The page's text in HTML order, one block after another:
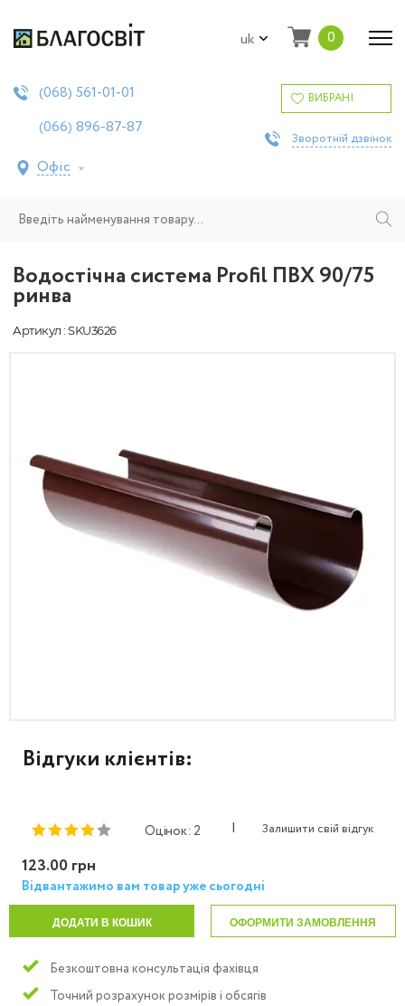
uk 0
(068) 561-01-01
(066) 896-87-87
Офіс
ВИБРАНІ
Зворотній дзвінок
Водостічна система Profil ПВХ 90/75
ринва
Артикул : SKU3626
Відгуки клієнтів:
Оцінок: 2 | Залишити свій відгук
123.00 грн
Відвантажимо вам товар уже сьогодні
ДОДАТИ В КОШИК ОФОРМИТИ ЗАМОВЛЕННЯ
Безкоштовна консультація фахівця
Точний розрахунок розмірів і обсягів